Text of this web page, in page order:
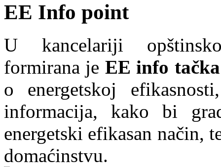
EE Info point
U kancelariji
formirana je EE info tačka
o energetskoj
informacija, kako bi
energetski efikasan način,
domaćinstvu.